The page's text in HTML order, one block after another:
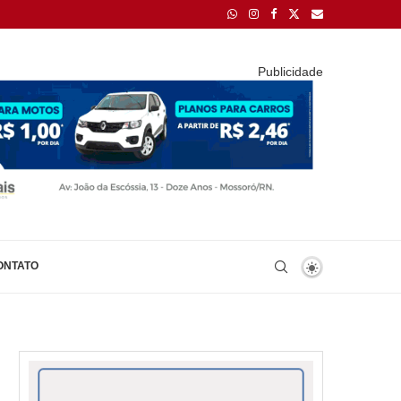
Publicidade